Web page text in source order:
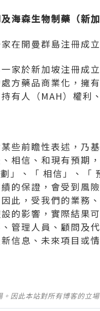
海森生物制藥（新
在開曼群島注冊成
家於新加坡注冊成
方藥品商業化，擁
有人（MAH）權利
些前瞻性表述，乃
相信、和現有預期
」、「 相信」、「
的保證，會受到風
此，受我們的業務
的影響，實際結果
管理人員、顧問及
信息、未來項目或
因此本站對所有博客的立